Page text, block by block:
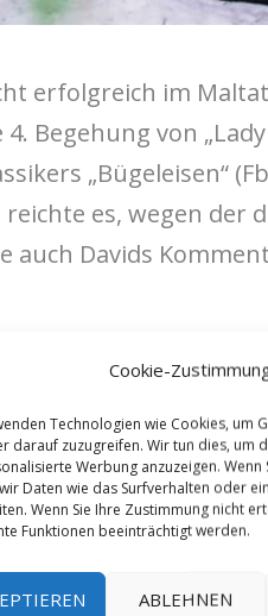
Cookie-
Technologien wie Cookies, um
darauf zuzugreifen. Wir tun dies, um
Werbung anzuzeigen.
Daten wie das Surfverhalten oder
Wenn Sie Ihre Zustimmung nicht
Funktionen beeinträchtigt werden.
ABLEHNEN
erfolgreich im
Begehung von
„Bügeleisen“
reichte es, wegen der
auch Davids
(8B+) in Maltatal,
think it was going to
trying to shake off a
in this game. I
and once I
perfectly at the right